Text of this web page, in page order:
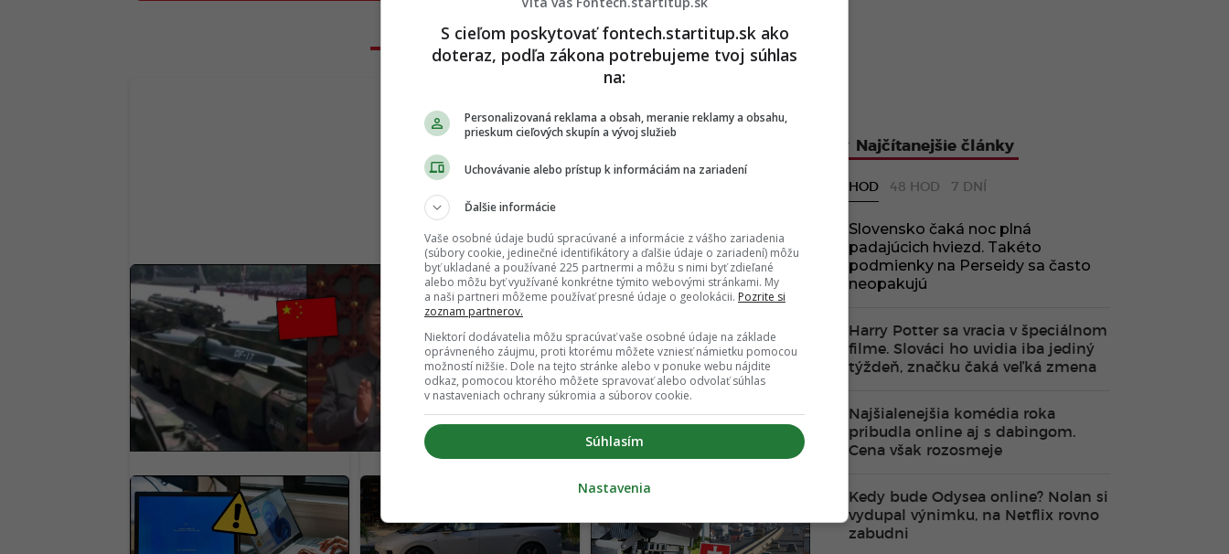
TERAZ ČÍTAJÚ
Takmer nič ju nezostrelí. Čína ukázala
obávanú hypersonickú zbraň s obrovskou
rýchlosťou
Mesiac ukrýva zdroj, bez ktorého
astronauti neprežijú. Vedci už vedia, ako
ho vystopovať
Microsoft varuje ľudí pred
falošnou aktualizáciou.
Útok môže obísť heslo aj
viacfaktorové overenie
Slávna čínska automobilka
Predaje chce zvýšiť
rapídnym znižovaním ceny
Slovenské cesty zaplavujú
Ministerstvo tají dôležitú
vec, vodiči si musia dať
Najčítanejšie články
24 HOD 48 HOD 7 DNÍ
Slovensko čaká noc plná
padajúcich hviezd. Takéto
podmienky na Perseidy sa často
neopakujú
Harry Potter sa vracia v špeciálnom
filme. Slováci ho uvidia iba jediný
týždeň, značku čaká veľká zmena
Najšialenejšia komédia roka
pribudla online aj s dabingom.
Cena však rozosmeje
Kedy bude Odysea online? Nolan si
vydupal výnimku, na Netflix rovno
zabudni
S cieľom poskytovať fontech.startitup.sk ako
doteraz, podľa zákona potrebujeme tvoj súhlas
na:
Personalizovaná reklama a obsah, meranie reklamy a obsahu,
prieskum cieľových skupín a vývoj služieb
Uchovávanie alebo prístup k informáciám na zariadení
Ďalšie informácie
Vaše osobné údaje budú spracúvané a informácie z vášho zariadenia
(súbory cookie, jedinečné identifikátory a ďalšie údaje o zariadení) môžu
byť ukladané a používané 225 partnermi a môžu s nimi byť zdieľané
alebo môžu byť využívané konkrétne týmito webovými stránkami. My
a naši partneri môžeme používať presné údaje o geolokácii. Pozrite si
zoznam partnerov.
Niektorí dodávatelia môžu spracúvať vaše osobné údaje na základe
oprávneného záujmu, proti ktorému môžete vzniesť námietku pomocou
možností nižšie. Dole na tejto stránke alebo v ponuke webu nájdite
odkaz, pomocou ktorého môžete spravovať alebo odvolať súhlas
v nastaveniach ochrany súkromia a súborov cookie.
Súhlasím
Nastavenia